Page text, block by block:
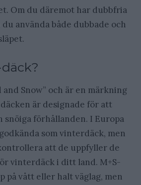
Om du däremot har dubbfria
använda både dubbade och
and Snow” och är en märkning
är designade för att
snöiga förhållanden. I Europa
som vinterdäck, men
att de uppfyller de
vinterdäck i ditt land. M+S-
på vått eller halt väglag, men